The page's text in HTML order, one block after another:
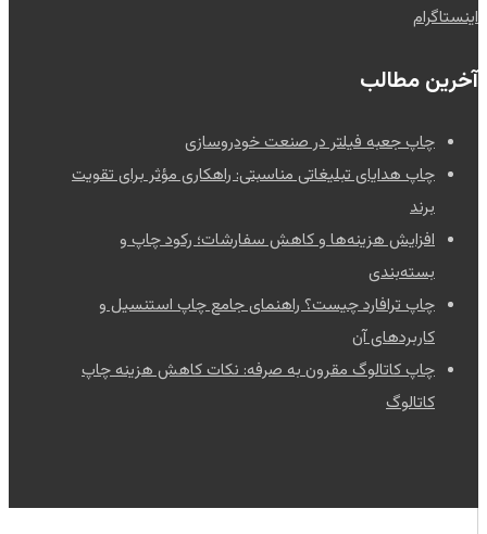
اینستاگرام
آخرین مطالب
چاپ جعبه فیلتر در صنعت خودروسازی
چاپ هدایای تبلیغاتی مناسبتی: راهکاری مؤثر برای تقویت
برند
افزایش هزینه‌ها و کاهش سفارشات؛ رکود چاپ و
بسته‌بندی
چاپ ترافارد چیست؟ راهنمای جامع چاپ استنسیل و
کاربردهای آن
چاپ کاتالوگ مقرون به صرفه: نکات کاهش هزینه چاپ
کاتالوگ